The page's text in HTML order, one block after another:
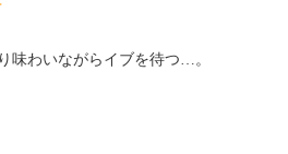
味わいながらイブを待つ…。